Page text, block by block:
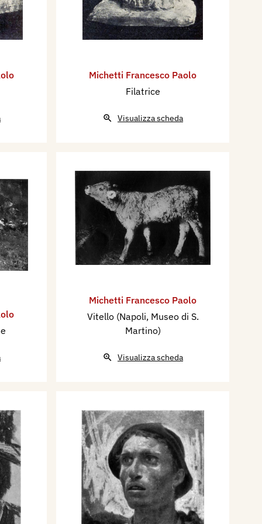
Michetti Francesco Paolo
Filatrice
Visualizza scheda
Michetti Francesco Paolo
Vitello (Napoli, Museo di S.
Martino)
Visualizza scheda